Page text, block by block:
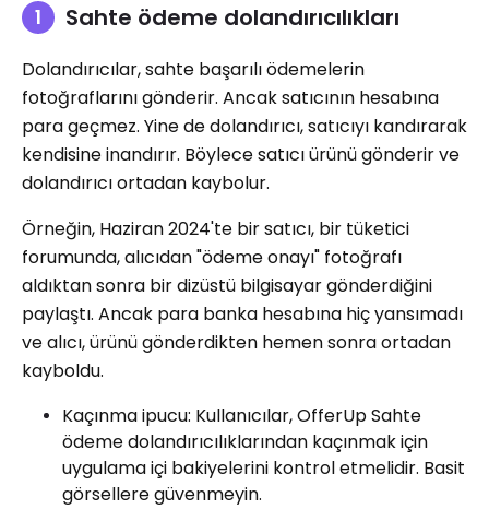
Sahte ödeme dolandırıcılıkları
Dolandırıcılar, sahte başarılı ödemelerin
fotoğraflarını gönderir. Ancak satıcının hesabına
para geçmez. Yine de dolandırıcı, satıcıyı kandırarak
kendisine inandırır. Böylece satıcı ürünü gönderir ve
dolandırıcı ortadan kaybolur.
Örneğin, Haziran 2024'te bir satıcı, bir tüketici
forumunda, alıcıdan "ödeme onayı" fotoğrafı
aldıktan sonra bir dizüstü bilgisayar gönderdiğini
paylaştı. Ancak para banka hesabına hiç yansımadı
ve alıcı, ürünü gönderdikten hemen sonra ortadan
kayboldu.
Kaçınma ipucu: Kullanıcılar, OfferUp Sahte
ödeme dolandırıcılıklarından kaçınmak için
uygulama içi bakiyelerini kontrol etmelidir. Basit
görsellere güvenmeyin.